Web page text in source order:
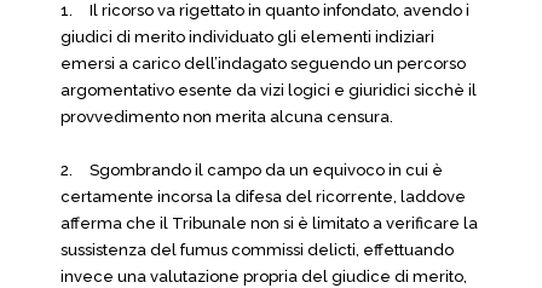
1.
Il ricorso va rigettato in quanto infondato, avendo i
giudici di merito individuato gli elementi indiziari
emersi a carico dell’indagato seguendo un percorso
argomentativo esente da vizi logici e giuridici sicchè il
provvedimento non merita alcuna censura.
2.
Sgombrando il campo da un equivoco in cui è
certamente incorsa la difesa del ricorrente, laddove
afferma che il Tribunale non si è limitato a verificare la
sussistenza del fumus commissi delicti, effettuando
invece una valutazione propria del giudice di merito,